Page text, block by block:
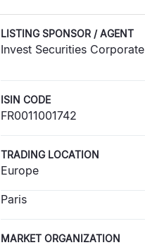
LISTING SPONSOR / AGENT
Invest Securities Corporate
ISIN CODE
FR0011001742
TRADING LOCATION
Europe
Paris
MARKET ORGANIZATION